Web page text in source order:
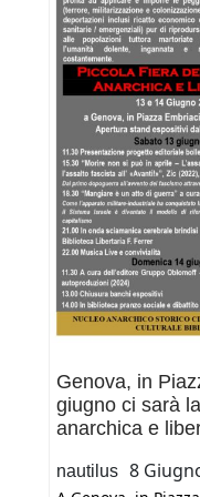
schede.
€
7.50
Genova, in
giugno ci sarà
anarchica e
nautilus 8